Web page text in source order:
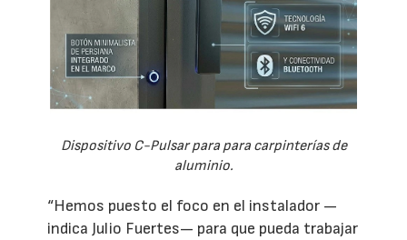
Dispositivo C-Pulsar para para carpinterías de
aluminio.
“Hemos puesto el foco en el instalador —
indica Julio Fuertes— para que pueda trabajar